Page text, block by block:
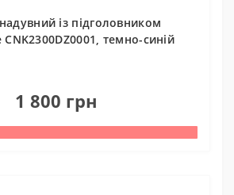
із підголовником
темно-синій
1 800 грн